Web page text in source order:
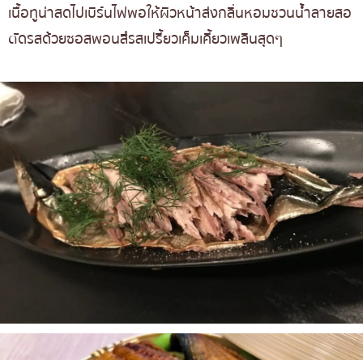
เนื้อทูน่าสดไปเบิร์นไฟพอให้ผิวหน้าส่งกลิ่นหอมชวนน้ำลายสอ
ตัดรสด้วยซอสพอนสึรสเปรี้ยวเค็มเคี้ยวเพลินสุดๆ